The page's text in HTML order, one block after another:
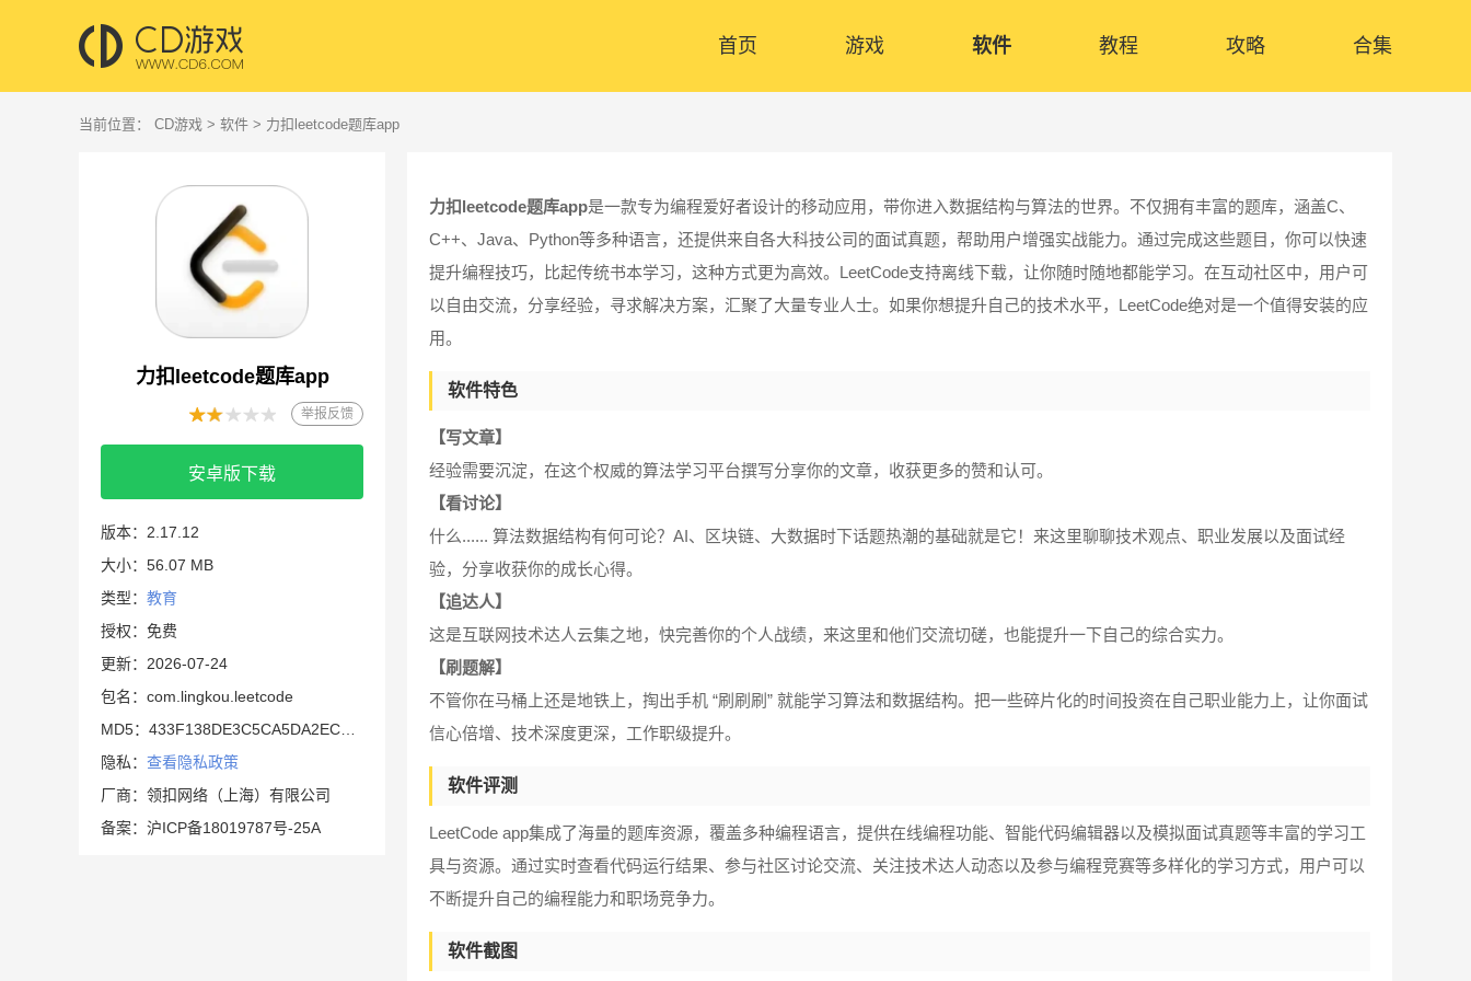
首页 游戏 软件 教程 攻略 合集
当前位置： CD游戏 > 软件 > 力扣leetcode题库app
力扣leetcode题库app
举报反馈
安卓版下载
版本：2.17.12
大小：56.07 MB
类型： 教育
授权：免费
更新：2026-07-24
包名：com.lingkou.leetcode
隐私： 查看隐私政策
厂商：领扣网络（上海）有限公司
备案：沪ICP备18019787号-25A
力扣leetcode题库app是一款专为编程爱好者设计的移动应用，带你进入数据结构与算法的世界。不仅拥有丰富的题库，涵盖C、
C++、Java、Python等多种语言，还提供来自各大科技公司的面试真题，帮助用户增强实战能力。通过完成这些题目，你可以快速
提升编程技巧，比起传统书本学习，这种方式更为高效。LeetCode支持离线下载，让你随时随地都能学习。在互动社区中，用户可
以自由交流，分享经验，寻求解决方案，汇聚了大量专业人士。如果你想提升自己的技术水平，LeetCode绝对是一个值得安装的应
用。
软件特色
【写文章】
经验需要沉淀，在这个权威的算法学习平台撰写分享你的文章，收获更多的赞和认可。
【看讨论】
什么...... 算法数据结构有何可论？AI、区块链、大数据时下话题热潮的基础就是它！来这里聊聊技术观点、职业发展以及面试经
验，分享收获你的成长心得。
【追达人】
这是互联网技术达人云集之地，快完善你的个人战绩，来这里和他们交流切磋，也能提升一下自己的综合实力。
【刷题解】
不管你在马桶上还是地铁上，掏出手机 “刷刷刷” 就能学习算法和数据结构。把一些碎片化的时间投资在自己职业能力上，让你面试
信心倍增、技术深度更深，工作职级提升。
软件评测
LeetCode app集成了海量的题库资源，覆盖多种编程语言，提供在线编程功能、智能代码编辑器以及模拟面试真题等丰富的学习工
具与资源。通过实时查看代码运行结果、参与社区讨论交流、关注技术达人动态以及参与编程竞赛等多样化的学习方式，用户可以
不断提升自己的编程能力和职场竞争力。
软件截图